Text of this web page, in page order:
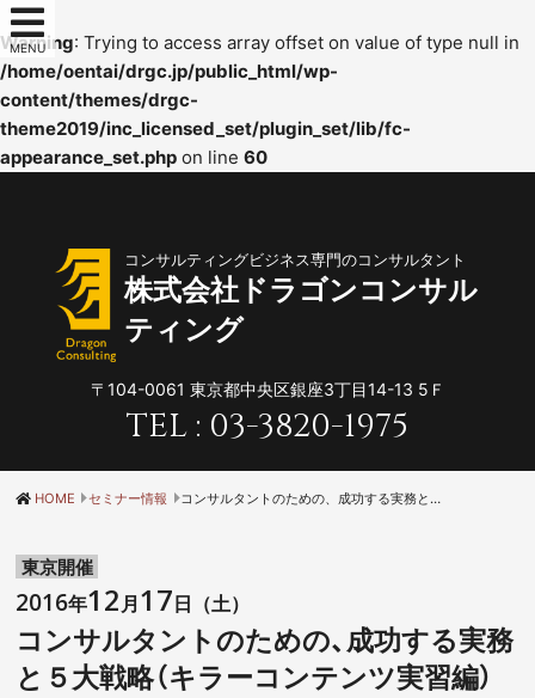
MENU
Warning: Trying to access array offset on value of type null in
/home/oentai/drgc.jp/public_html/wp-
content/themes/drgc-
theme2019/inc_licensed_set/plugin_set/lib/fc-
appearance_set.php on line 60
コンサルティングビジネス専門のコンサルタント
株式会社ドラゴンコンサル
ティング
〒104-0061 東京都中央区銀座3丁目14-13 5Ｆ
TEL : 03-3820-1975
HOME セミナー情報 コンサルタントのための、成功する実務と５大戦略（キラーコンテンツ実習編）
東京開催
2016年12月17日（土）
コンサルタントのための、成功する実務
と５大戦略（キラーコンテンツ実習編）